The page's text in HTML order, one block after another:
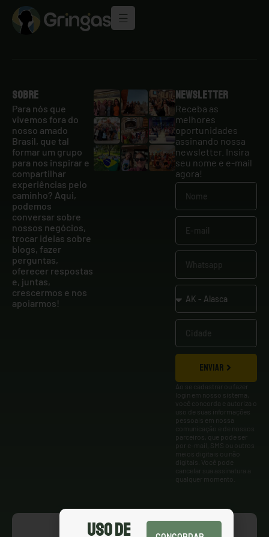
Sobre
Para nós que
vivemos fora do
nosso amado
Brasil, que tal
formar um grupo
para nos inspirar e
compartilhar
experiências pelo
caminho? Aqui,
podemos
conversar sobre
nossos negócios,
trocar ideias sobre
blogs, fazer
perguntas,
oferecer respostas
e, juntas,
crescermos e nos
apoiarmos!
Newsletter
Receba as
melhores
oportunidades
assinando nossa
newsletter. Insira
seu nome e e-mail
agora!
ENVIAR
Ao se cadastrar ou fazer
login em nosso sistema,
você concorda e autoriza o
uso de suas informações
pessoais em nossa
comunicação e de nossos
parceiros, que pode ser
por e-mail, SMS ou outros
meios digitais ou não
digitais. Você pode
cancelar sua assinatura a
qualquer momento.
Uso de